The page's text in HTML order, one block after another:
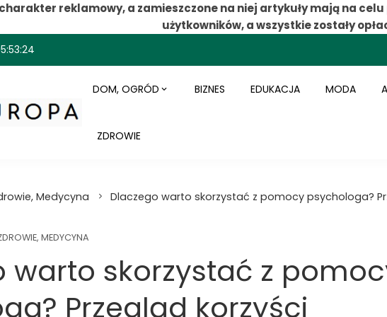
reklamowy, a zamieszczone na niej artykuły mają na
użytkowników, a wszystkie zostały
DOM, OGRÓD BIZNES EDUKACJA MODA
ZDROWIE
Medycyna Dlaczego warto skorzystać z pomocy psychologa?
MEDYCYNA
warto skorzystać z
Przegląd korzyści